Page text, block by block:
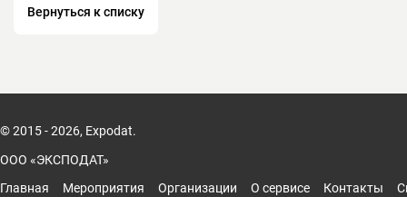
Вернуться к списку
© 2015 - 2026, Expodat.
ООО «ЭКСПОДАТ»
Главная
Мероприятия Организации О сервисе Контакты